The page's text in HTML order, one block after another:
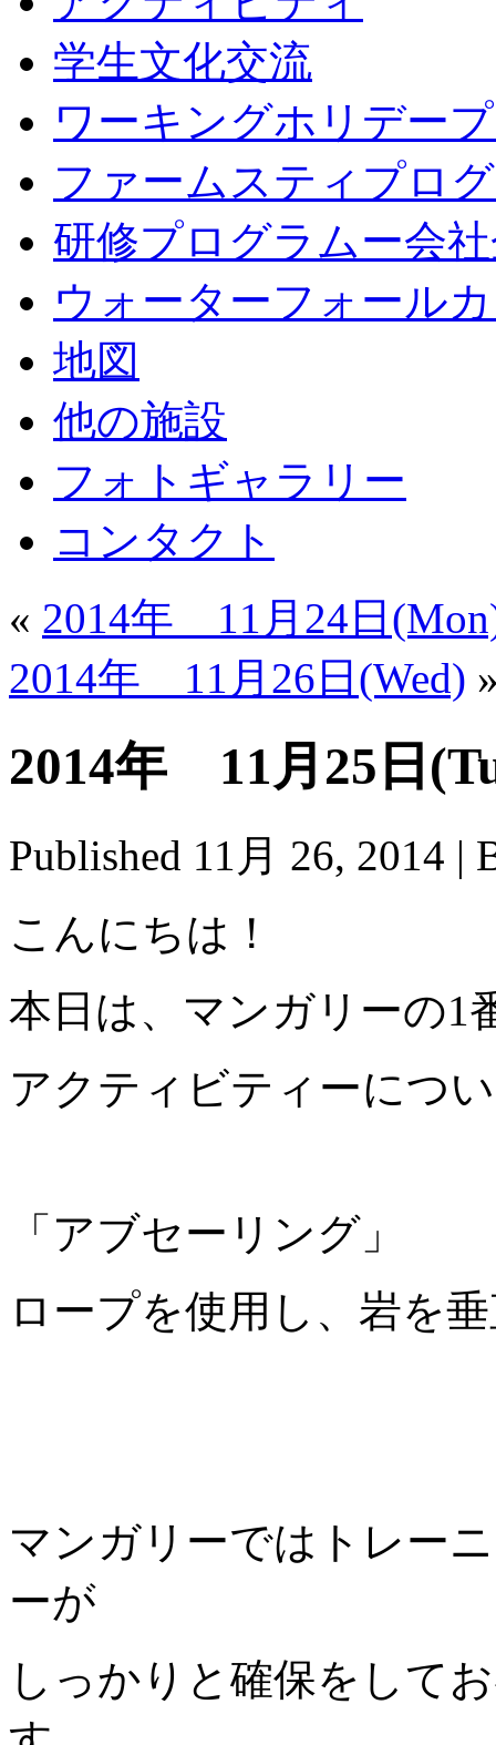
学生文化交流
ワーキングホリデー
ファームスティプロ
研修プログラムー会
ウォーターフォール
地図
他の施設
フォトギャラリー
コンタクト
« 2014年 11月24日
2014年 11月26日(Wed)
2014年 11月25日
Published 11月 26, 2014 |
こんにちは！
本日は、マンガリーの1
アクティビティーにつ
「アブセーリング」
ロープを使用し、岩を
マンガリーではトレー
ーが
しっかりと確保をして